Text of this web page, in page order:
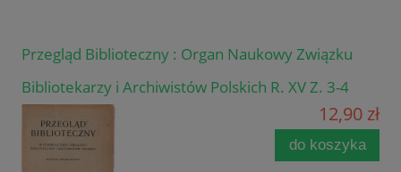
Przegląd Biblioteczny : Organ Naukowy Związku
Bibliotekarzy i Archiwistów Polskich R. XV Z. 3-4
12,90 zł
do koszyka